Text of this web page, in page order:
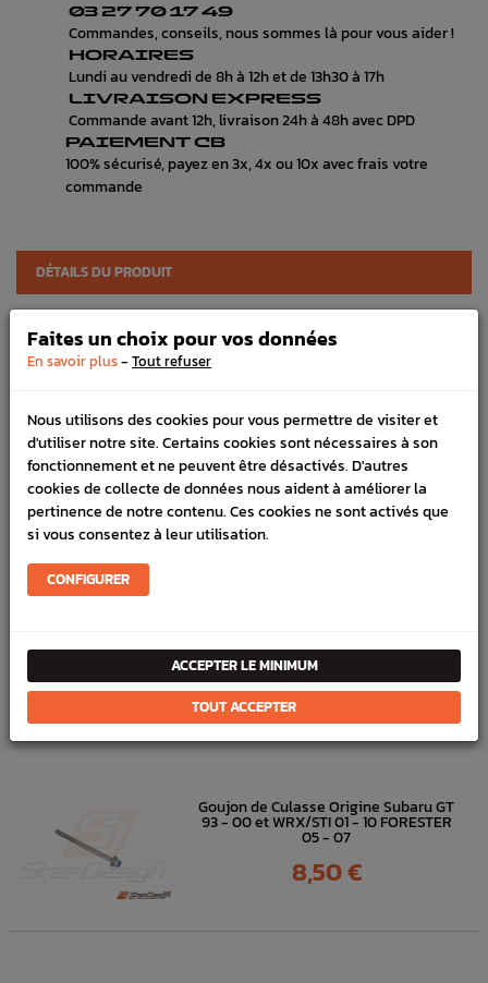
03 27 70 17 49
Commandes, conseils, nous sommes là pour vous aider !
HORAIRES
Lundi au vendredi de 8h à 12h et de 13h30 à 17h
LIVRAISON EXPRESS
Commande avant 12h, livraison 24h à 48h avec DPD
PAIEMENT CB
100% sécurisé, payez en 3x, 4x ou 10x avec frais votre
commande
DÉTAILS DU PRODUIT
LIVRAISON
VÉHICULES COMPATIBLE
Marque :SUBARU
Référence :1794
En stock :12
Allumage
Bobine & sonde
DANSLA MÊME
CATÉGORIE
Goujon de Culasse Origine Subaru GT
93 - 00 et WRX/STI 01 - 10 FORESTER
05 - 07
Prix
8,50 €
Faites un choix pour vos données
En savoir plus- Tout refuser
Nous utilisons des cookies pour vous permettre de visiter et
d'utiliser notre site. Certains cookies sont nécessaires à son
fonctionnement et ne peuvent être désactivés. D'autres
cookies de collecte de données nous aident à améliorer la
pertinence de notre contenu. Ces cookies ne sont activés que
si vous consentez à leur utilisation.
CONFIGURER
ACCEPTER LE MINIMUM
TOUT ACCEPTER